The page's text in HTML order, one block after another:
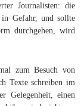
Journalisten: die
in Gefahr, und sollte
durchgehen, wird
zum Besuch von
Texte schreiben im
Gelegenheit, einen